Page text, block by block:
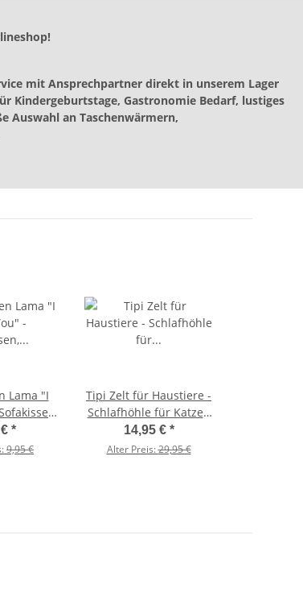
mit Ansprechpartner direkt in unserem Lager
Kindergeburtstage, Gastronomie Bedarf, lustiges
Auswahl an Taschenwärmern,
Lama "I
*
9,95 €
Tipi Zelt für Haustiere -
Schlafhöhle für Katzen
& kleine Hunde *B-
WARE'
14,95 € *
Alter Preis:29,95 €